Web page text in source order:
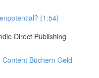
(1:54)
Direct Publishing
Büchern Geld